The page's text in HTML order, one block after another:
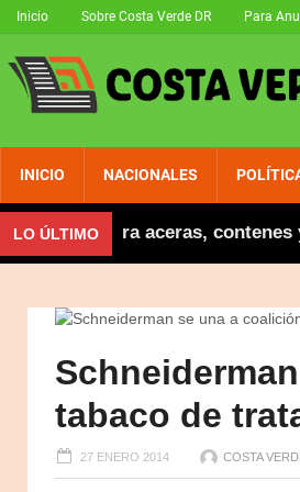
Inicio Sobre Costa Verde DR Para
INICIO NACIONALES
LO ÚLTIMO
inaugura aceras, contenes y
tabaco de
27 ENERO 2014 COSTA